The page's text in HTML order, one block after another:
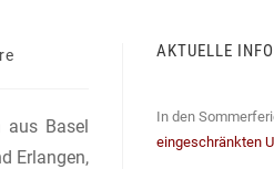
aus Basel
Erlangen,
AKTUELLE
In den
eingeschränkten